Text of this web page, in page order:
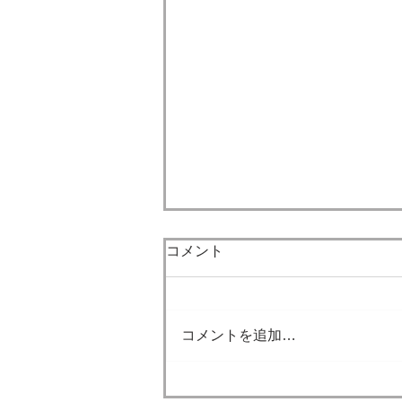
7月になりました。
梅雨も明け本格的な夏が到来し
るときは熱中症対策ができてい
コメント
コメントを追加…